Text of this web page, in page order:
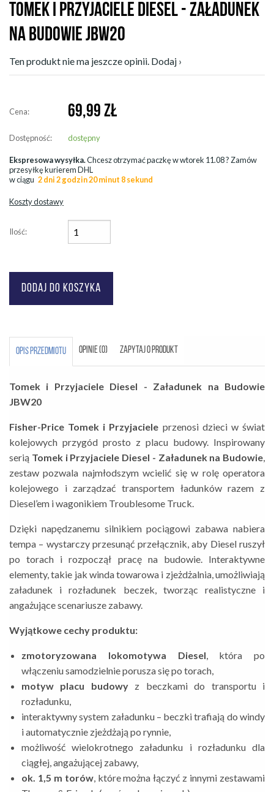
TOMEK I PRZYJACIELE DIESEL - ZAŁADUNEK
NA BUDOWIE JBW20
Ten produkt nie ma jeszcze opinii. Dodaj ›
Cena: 69,99 ZŁ
Dostępność: dostępny
Ekspresowa wysyłka.Chcesz otrzymać paczkę wwtorek 11.08? Zamów
przesyłkę kurierem DHL
w ciągu 2 dni 2 godzin 20 minut 8 sekund
Koszty dostawy
Ilość:
OPIS PRZEDMIOTU OPINIE (0) ZAPYTAJ O PRODUKT
Tomek i Przyjaciele Diesel - Załadunek na Budowie
JBW20
Fisher-Price Tomek i Przyjaciele przenosi dzieci w świat
kolejowych przygód prosto z placu budowy. Inspirowany
serią Tomek i Przyjaciele Diesel - Załadunek na Budowie
zestaw pozwala najmłodszym wcielić się w rolę operatora
kolejowego i zarządzać transportem ładunków razem z
Diesel’em i wagonikiem Troublesome Truck.
Dzięki napędzanemu silnikiem pociągowi zabawa nabiera
tempa – wystarczy przesunąć przełącznik, aby Diesel ruszył
po torach i rozpoczął pracę na budowie. Interaktywne
elementy, takie jak winda towarowa i zjeżdżalnia, umożliwiają
załadunek i rozładunek beczek, tworząc realistyczne i
angażujące scenariusze zabawy.
Wyjątkowe cechy produktu:
zmotoryzowana lokomotywa Diesel , która po
włączeniu samodzielnie porusza się po torach,
motyw placu budowyz beczkami do transportu i
rozładunku,
interaktywny system załadunku – beczki trafiają do windy
i automatycznie zjeżdżają po rynnie,
możliwość wielokrotnego załadunku i rozładunku dla
ciągłej, angażującej zabawy,
ok. 1,5 m torów, które można łączyć z innymi zestawami